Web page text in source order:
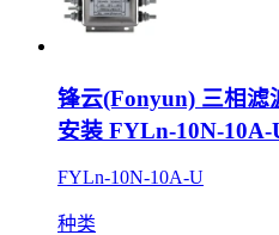
锋云(Fonyun) 三相滤
安装 FYLn-10N-10A-
FYLn-10N-10A-U
种类